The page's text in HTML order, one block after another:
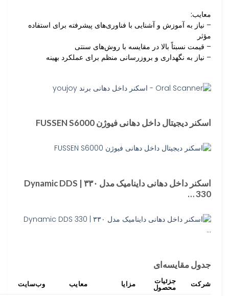
معایب:
– نیاز به آموزش و آشنایی با فناوری‌های پیشرفته برای استفاده
مؤثر
– قیمت نسبتاً بالا در مقایسه با روش‌های سنتی
– نیاز به نگهداری و بروزرسانی منظم برای عملکرد بهینه
اسکنر دیجیتال داخل دهانی فیوژن FUSSEN S6000
اسکنر داخل دهانی داینامیک مدل ۳۳۰ | Dynamic DDS
330 …
جدول مقایسه‌ای
شرکت جزئیات
محصول مزایا معایب
وب‌سایت